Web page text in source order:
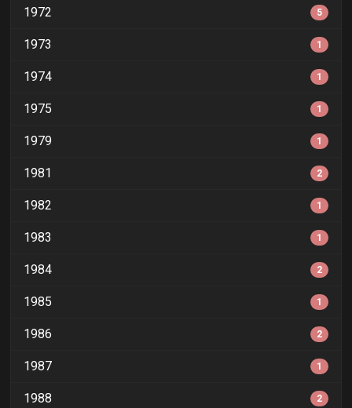
1972 5
1973 1
1974 1
1975 1
1979 1
1981 2
1982 1
1983 1
1984 2
1985 1
1986 2
1987 1
1988 2